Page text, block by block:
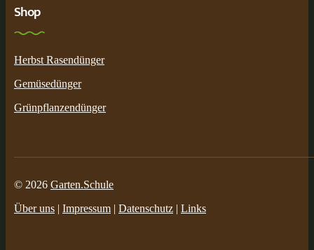
Shop
Herbst Rasendünger
Gemüsedünger
Grünpflanzendünger
© 2026 Garten.Schule
Über uns | Impressum | Datenschutz | Links